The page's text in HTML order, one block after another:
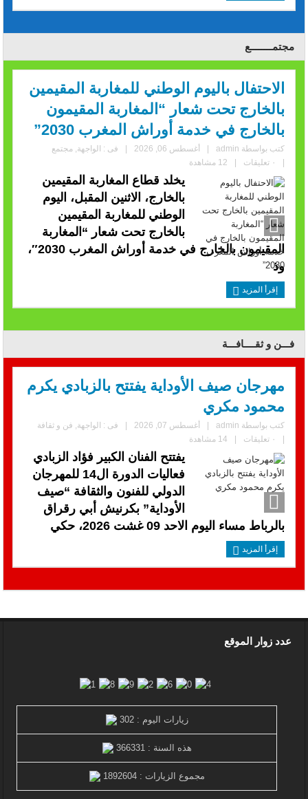
مجتمــــــــع
الاحتفال باليوم الوطني للمغاربة المقيمين
بالخارج تحت شعار “المغاربة المقيمون
بالخارج في خدمة أوراش المغرب 2030”
كتب بواسطة admin أغسطس 06, 2026 فى : الواجهة,مجتمع
٠ تعليقات 12 مشاهدة
يخلد قطاع المغاربة المقيمين
بالخارج، الاثنين المقبل، اليوم
الوطني للمغاربة المقيمين
بالخارج تحت شعار “المغاربة
المقيمون بالخارج في خدمة أوراش المغرب 2030″،
وذ
إقرأ المزيد
فـــن و ثقــــافـــة
مهرجان صيف الأوداية يفتتح بالزبادي يكرم
محمود مكري
كتب بواسطة admin أغسطس 07, 2026 فى : الواجهة, فن و ثقافة
٠ تعليقات 14 مشاهدة
يفتتح الفنان الكبير فؤاد الزبادي
فعاليات الدورة ال14 للمهرجان
الدولي للفنون والثقافة “صيف
الأوداية” بكرنيش أبي رقراق
بالرباط مساء اليوم الاحد 09 غشت 2026، حكي
إقرأ المزيد
عدد زوار الموقع
زيارات اليوم : 302
هذه السنة : 366331
مجموع الزيارات : 1892604